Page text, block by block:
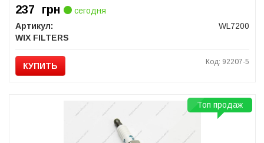
237 грн
сегодня
Артикул:
WL7200
WIX FILTERS
КУПИТЬ Код: 92207-5
Топ продаж